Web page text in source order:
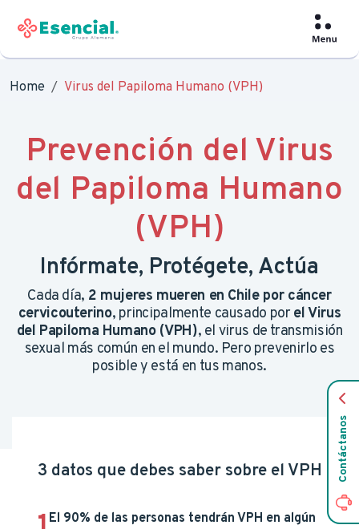
Contáctanos
Home Virus del Papiloma Humano (VPH)
Prevención del Virus
del Papiloma Humano
(VPH)
Infórmate, Protégete, Actúa
Cada día, 2 mujeres mueren en Chile por cáncer
cervicouterino, principalmente causado por el Virus
del Papiloma Humano (VPH), el virus de transmisión
sexual más común en el mundo. Pero prevenirlo es
posible y está en tus manos.
3 datos que debes saber sobre el VPH
El 90% de las personas tendrán VPH en algún